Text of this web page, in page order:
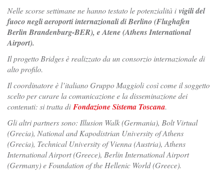
Nelle scorse settimane ne hanno testato le potenzialità ivigili del
fuoco negli aeroporti internazionali di Berlino (Flughafen
Berlin Brandenburg-BER), e Atene (Athens International
Airport).
Il progetto Bridges è realizzato da un consorzio internazionale di
alto profilo.
Il coordinatore è l’italiano Gruppo Maggioli così come il soggetto
scelto per curare la comunicazione e la disseminazione dei
contenuti: si tratta diFondazione Sistema Toscana.
Gli altri partners sono: Illusion Walk (Germania), Bolt Virtual
(Grecia), National and Kapodistrian University of Athens
(Grecia), Technical University of Vienna (Austria), Athens
International Airport (Greece), Berlin International Airport
(Germany) e Foundation of the Hellenic World (Greece).